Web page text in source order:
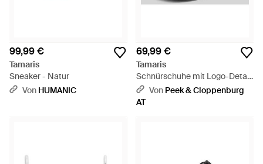
99,99 €
Tamaris
Sneaker - Natur
Von HUMANIC
69,99 €
Tamaris
Schnürschuhe mit Logo-Detail
- Braun
Von Peek & Cloppenburg
AT